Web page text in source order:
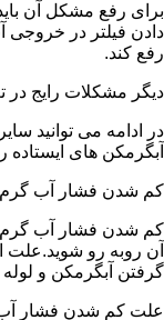
برای رفع مشکل آن
دادن فیلتر در
رفع کند.
دیگر مشکلات رایج در
در ادامه می توانید
آبگرمکن های
کم شدن فشار آب گرم
کم شدن فشار آب گرم
آن روبه رو
گرفتن آبگرمکن و
علت کم شدن فشار آب